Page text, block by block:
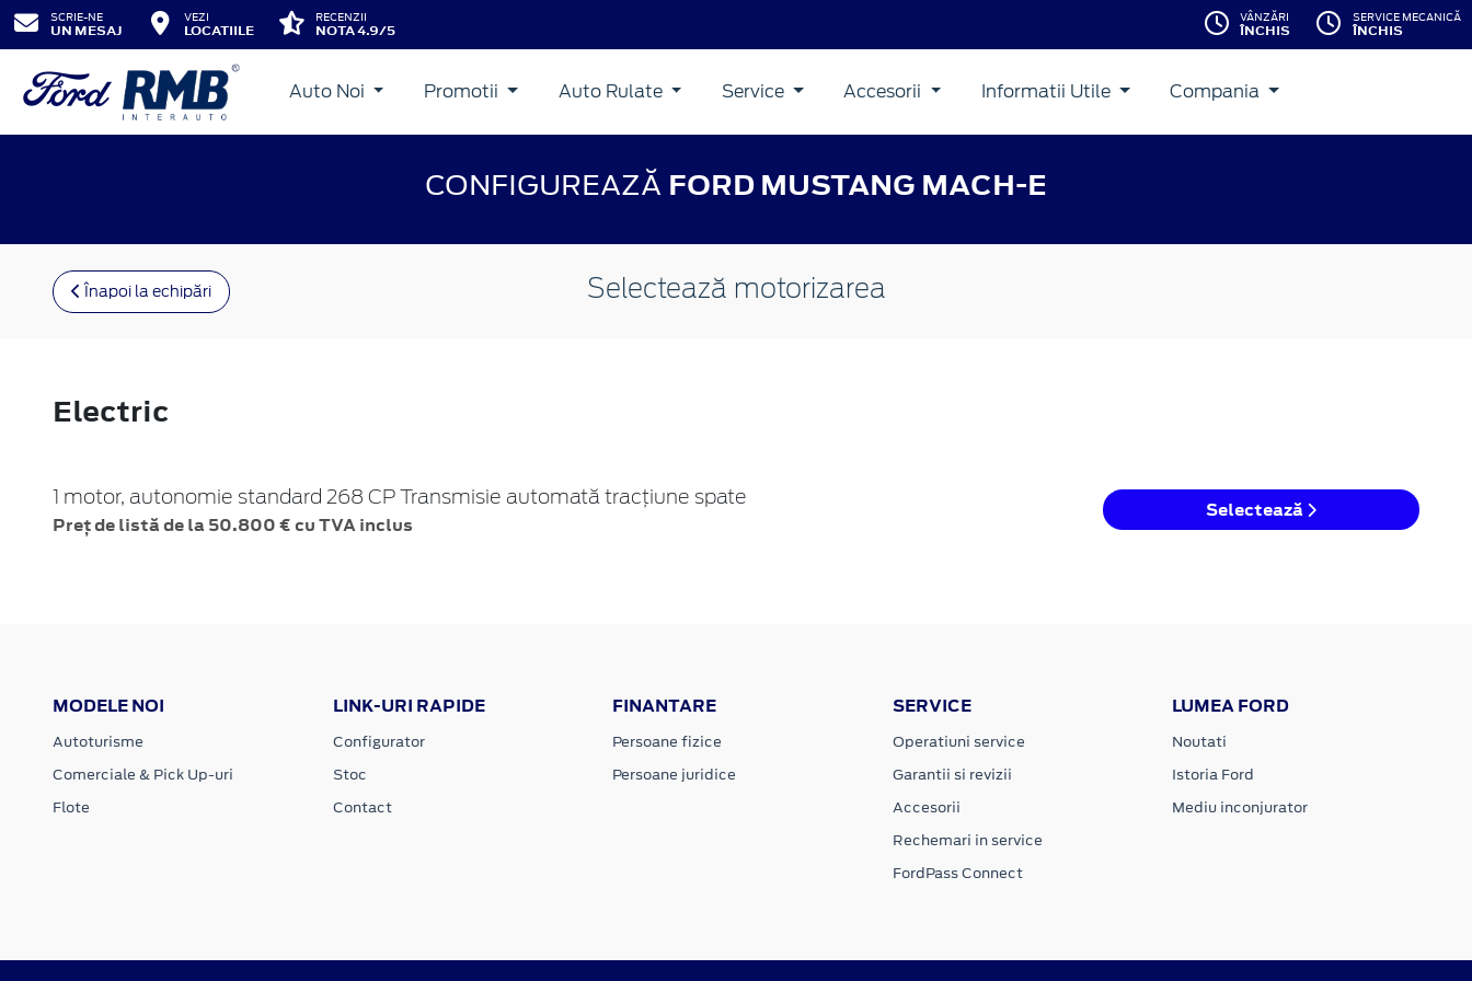
SCRIE-NE
UN MESAJ
VEZI
LOCATIILE
RECENZII
NOTA 4.9/5
VÂNZĂRI
ÎNCHIS
SERVICE MECANICĂ
ÎNCHIS
Auto Noi Promotii Auto Rulate Service Accesorii Informatii Utile Compania
CONFIGUREAZĂ FORD MUSTANG MACH-E
Înapoi la echipări Selectează motorizarea
Electric
1 motor, autonomie standard 268 CP Transmisie automată tracțiune spate
Preț de listă de la 50.800 € cu TVA inclus
Selectează
MODELE NOI
Autoturisme
Comerciale & Pick Up-uri
Flote
LINK-URI RAPIDE
Configurator
Stoc
Contact
FINANTARE
Persoane fizice
Persoane juridice
SERVICE
Operatiuni service
Garantii si revizii
Accesorii
Rechemari in service
FordPass Connect
LUMEA FORD
Noutati
Istoria Ford
Mediu inconjurator